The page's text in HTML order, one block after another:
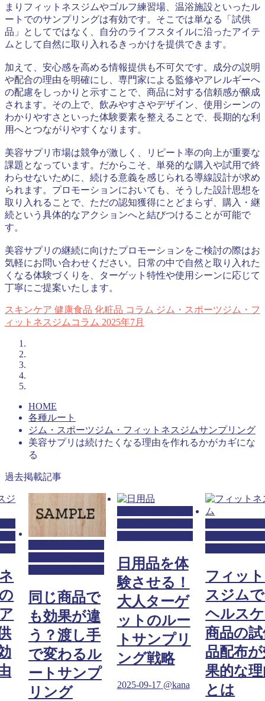
まりフィットネスジムやゴルフ練習場、温浴施設といったル
ートでのサンプリングは有効です。そこでは単なる「試供
品」としてではなく、自分のライフスタイルに沿ったアイテ
ムとして自然に取り入れるきっかけを提供できます。
加えて、安心感を高める情報提供も不可欠です。成分の説明
や配合の理由を明確にし、専門家による監修やアレルギーへ
の配慮をしっかりと示すことで、商品に対する信頼感が醸成
されます。その上で、飲みやすさやデザイン、使用シーンの
わかりやすさといった体験要素を整えることで、長期的な利
用へとつながりやすくなります。
美容サプリ市場は競争が激しく、リピート率の向上が重要な
課題となっています。だからこそ、単発的な購入や試用で終
わらせないために、続ける意義を感じられる導線設計が求め
られます。プロモーションにおいても、そうした設計思想を
取り入れることで、ただの認知獲得にとどまらず、購入・継
続という具体的なアクションへと結びつけることが可能で
す。
美容サプリの継続に向けたプロモーションをご検討の際はお
気軽にお問い合わせください。日常の中で自然と取り入れた
くなる体験づくりを、ターゲット特性や使用シーンに応じて
丁寧にご提案いたします。
スキンケア 健康食品 化粧品 コラム ジム・スポーツジム・フ
ィットネスジムコラム 2025年7月
HOME
各種ルート
ジム・スポーツジム・フィットネスジムサンプリング
美容サプリは続けたくなる理由を作れるかがカギにな
る
過去掲載記事
同じ商品で
も効果が違
う？渡し手
で変わるル
ートサンプ
リング
日用品を体
験させる！
大人ターゲ
ットのルー
トサンプリ
ング戦略
2025-09-17 @kana
フィッ
スジム
ヘルス
商品の
品配布
果的な
とは